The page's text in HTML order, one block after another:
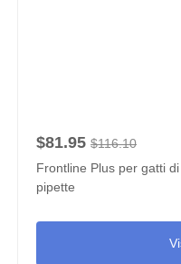
$81.95 $116.10
Frontline Plus per gatti
pipette